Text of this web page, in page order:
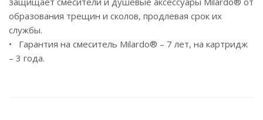
образования трещин и сколов, продлевая срок их
службы.
• Гарантия на смеситель Milardo® – 7 лет, на картридж
– 3 года.